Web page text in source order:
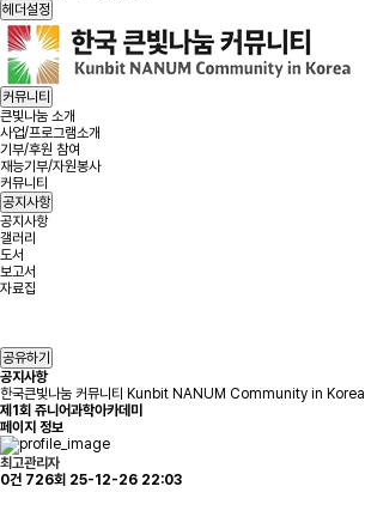
헤더설정
커뮤니티
큰빛나눔 소개
사업/프로그램소개
기부/후원 참여
재능기부/자원봉사
커뮤니티
공지사항
공지사항
갤러리
도서
보고서
자료집
공유하기
공지사항
한국큰빛나눔 커뮤니티 Kunbit NANUM Community in Korea
제1회 쥬니어과학아카데미
페이지 정보
최고관리자
0건 726회 25-12-26 22:03